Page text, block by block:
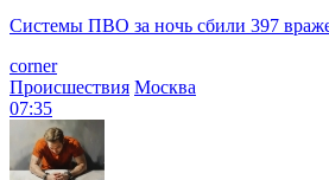
Системы ПВО за ночь сбили 397
corner
Происшествия Москва
07:35